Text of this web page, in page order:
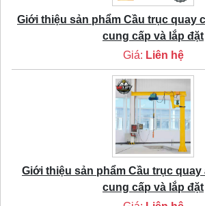
Giới thiệu sản phẩm Cầu trục quay
cung cấp và lắp đặt
Giá: Liên hệ
Giới thiệu sản phẩm Cầu trục quay
cung cấp và lắp đặt